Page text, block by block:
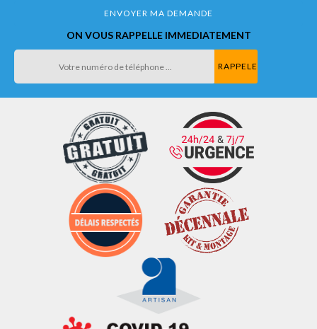
ON VOUS RAPPELLE IMMEDIATEMENT